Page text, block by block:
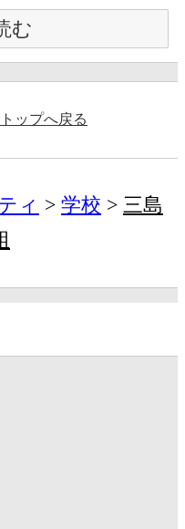
む
ップへ戻る
ィ 学校
三島